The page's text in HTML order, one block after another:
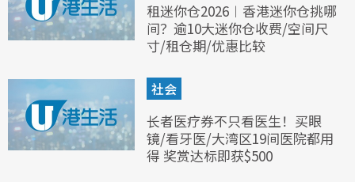
租迷你仓2026︱香港迷你仓挑哪
间？逾10大迷你仓收费/空间尺
寸/租仓期/优惠比较
社会
长者医疗券不只看医生！买眼
镜/看牙医/大湾区19间医院都用
得 奖赏达标即获$500